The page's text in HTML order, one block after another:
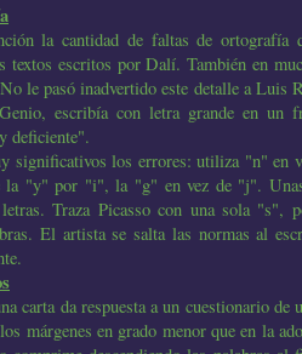
la cantidad de faltas de ortografía
textos escritos por Dalí. También en
le pasó inadvertido este detalle a Luis
escribía con letra grande en un
deficiente".
significativos los errores: utiliza "n" en
la "y" por "i", la "g" en vez de "j".
Traza Picasso con una sola "s",
El artista se salta las normas al
carta da respuesta a un cuestionario de
márgenes en grado menor que en la